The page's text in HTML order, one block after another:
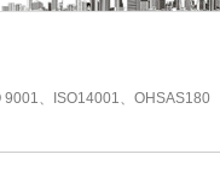
9001、ISO14001、OHSAS180